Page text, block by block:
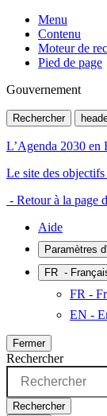
Menu
Contenu
Moteur de
Pied de page
Gouvernement
Rechercher
L’Agenda 2030 en
Le site des
- Retour à la page
Aide
Paramètres
FR -
FR -
EN -
Fermer
Rechercher
Rechercher